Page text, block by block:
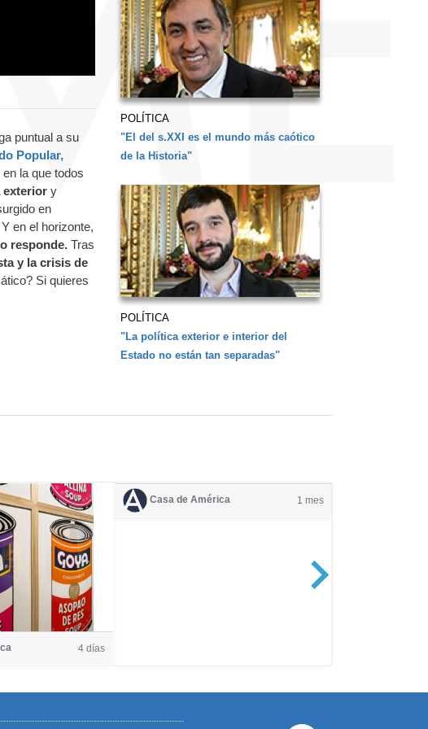
puntual a su
Popular,
en la que todos
exterior y
en
en el horizonte,
responde. Tras
y la crisis de
Si quieres
POLÍTICA
"El del s.XXI es el mundo más caótico
de la Historia"
POLÍTICA
"La política exterior e interior del
Estado no están tan separadas"
4 días
Casa de América 1 mes